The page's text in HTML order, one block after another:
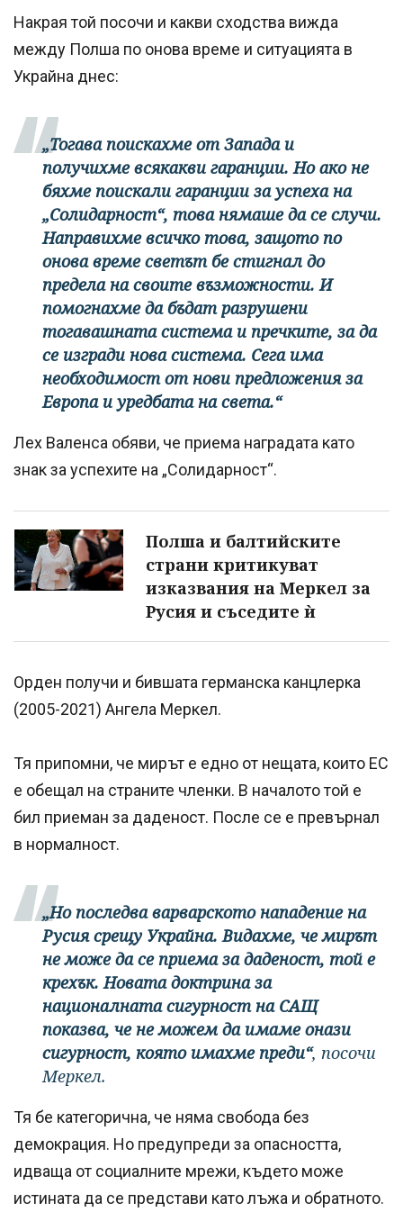
Накрая той посочи и какви сходства вижда
между Полша по онова време и ситуацията в
Украйна днес:
„Тогава поискахме от Запада и
получихме всякакви гаранции. Но ако не
бяхме поискали гаранции за успеха на
„Солидарност“, това нямаше да се случи.
Направихме всичко това, защото по
онова време светът бе стигнал до
предела на своите възможности. И
помогнахме да бъдат разрушени
тогавашната система и пречките, за да
се изгради нова система. Сега има
необходимост от нови предложения за
Европа и уредбата на света.“
Лех Валенса обяви, че приема наградата като
знак за успехите на „Солидарност“.
Полша и балтийските
страни критикуват
изказвания на Меркел за
Русия и съседите ѝ
Орден получи и бившата германска канцлерка
(2005-2021) Ангела Меркел.
Тя припомни, че мирът е едно от нещата, които ЕС
е обещал на страните членки. В началото той е
бил приеман за даденост. После се е превърнал
в нормалност.
„Но последва варварското нападение на
Русия срещу Украйна. Видахме, че мирът
не може да се приема за даденост, той е
крехък. Новата доктрина за
националната сигурност на САЩ
показва, че не можем да имаме онази
сигурност, която имахме преди“, посочи
Меркел.
Тя бе категорична, че няма свобода без
демокрация. Но предупреди за опасността,
идваща от социалните мрежи, където може
истината да се представи като лъжа и обратното.